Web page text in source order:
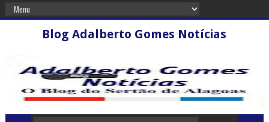
Blog Adalberto Gomes Notícias